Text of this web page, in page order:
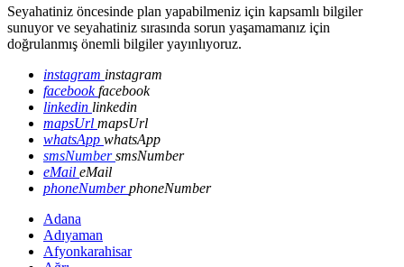
Seyahatiniz öncesinde plan yapabilmeniz için kapsamlı bilgiler
sunuyor ve seyahatiniz sırasında sorun yaşamamanız için
doğrulanmış önemli bilgiler yayınlıyoruz.
instagram instagram
facebookfacebook
linkedin linkedin
mapsUrl mapsUrl
whatsApp whatsApp
smsNumbersmsNumber
eMail eMail
phoneNumberphoneNumber
Adana
Adıyaman
Afyonkarahisar